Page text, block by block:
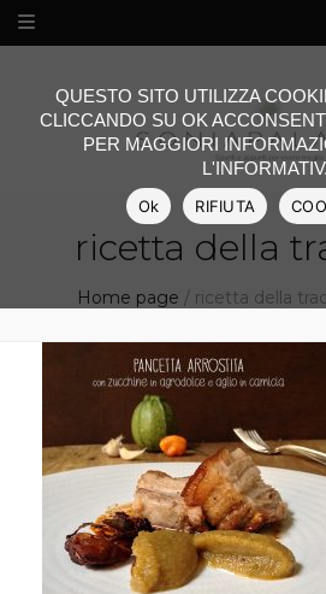
ricetta della
Home page / ricetta della
QUESTO SITO UTILIZZA
CLICCANDO SU OK
PER MAGGIORI
Ok RIFIUTA